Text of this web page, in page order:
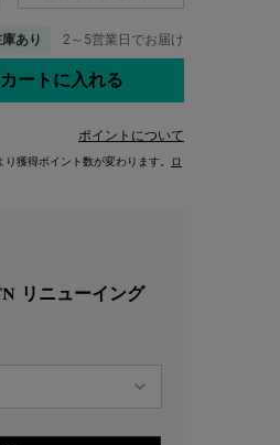
あり 2～5営業日でお届け
カートに入れる
ポイントについて
獲得ポイント数が変わります。
ロ
リニューイング